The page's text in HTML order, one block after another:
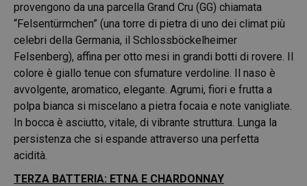
provengono da una parcella Grand Cru (GG) chiamata
“Felsentürmchen” (una torre di pietra di uno dei climat più
celebri della Germania, il Schlossböckelheimer
Felsenberg), affina per otto mesi in grandi botti di rovere. Il
colore è giallo tenue con sfumature verdoline. Il naso è
avvolgente, aromatico, elegante. Agrumi, fiori e frutta a
polpa bianca si miscelano a pietra focaia e note vanigliate.
In bocca è asciutto, vitale, di vibrante struttura. Lunga la
persistenza che si espande attraverso una perfetta
acidità.
TERZA BATTERIA: ETNA E CHARDONNAY